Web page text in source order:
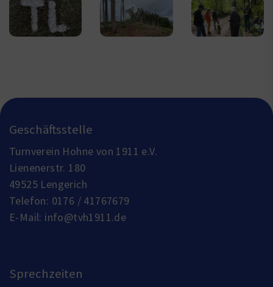
Geschäftsstelle
Turnverein Hohne von 1911 e.V.
Lienenerstr. 180
49525 Lengerich
Telefon: 0176 / 41767679
E-Mail: info@tvh1911.de
Sprechzeiten